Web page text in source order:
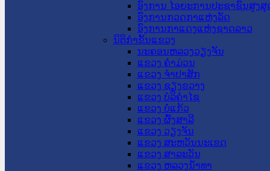
ອົງການ ໄອຍະການປະຊາຊົນສູງສຸ
ອົງການກວດກາແຫ່ງລັດ
ອົງການກາແດງແຫ່ງຊາດລາວ
ນິຕິກໍາຂັ້ນແຂວງ
ນະ​ຄອນ​ຫລວງວຽງຈັນ
ແຂວງ ຄໍາມ່ວນ
ແຂວງ ຈໍາປາສັກ
ແຂວງ ຊຽງຂວາງ
ແຂວງ ບໍລິຄໍາໄຊ
ແຂວງ ບໍ່ແກ້ວ
ແຂວງ ຜົ້ງສາລີ
ແຂວງ ວຽງຈັນ
ແຂວງ ສະຫວັນນະເຂດ
ແຂວງ ສາລະວັນ
ແຂວງ ຫລວງນໍ້າທາ